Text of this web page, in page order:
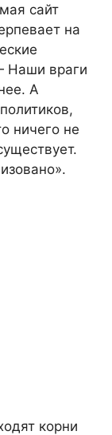
сайт
на
Наши враги
А
ничего не
корни